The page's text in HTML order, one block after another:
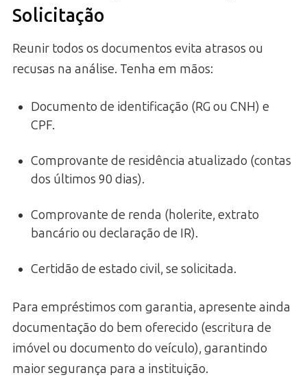
Solicitação
Reunir todos os documentos evita atrasos ou
recusas na análise. Tenha em mãos:
Documento de identificação (RG ou CNH) e
CPF.
Comprovante de residência atualizado (contas
dos últimos 90 dias).
Comprovante de renda (holerite, extrato
bancário ou declaração de IR).
Certidão de estado civil, se solicitada.
Para empréstimos com garantia, apresente ainda
documentação do bem oferecido (escritura de
imóvel ou documento do veículo), garantindo
maior segurança para a instituição.